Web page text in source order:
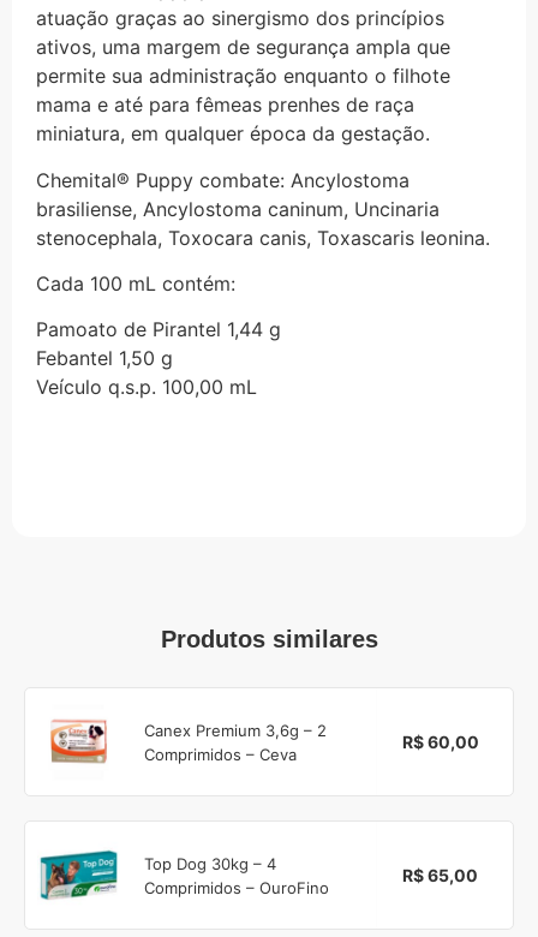
atuação graças ao sinergismo dos princípios
ativos, uma margem de segurança ampla que
permite sua administração enquanto o filhote
mama e até para fêmeas prenhes de raça
miniatura, em qualquer época da gestação.
Chemital® Puppy combate: Ancylostoma
brasiliense, Ancylostoma caninum, Uncinaria
stenocephala, Toxocara canis, Toxascaris leonina.
Cada 100 mL contém:
Pamoato de Pirantel 1,44 g
Febantel 1,50 g
Veículo q.s.p. 100,00 mL
Produtos similares
Canex Premium 3,6g – 2
Comprimidos – Ceva
R$ 60,00
Top Dog 30kg – 4
Comprimidos – OuroFino
R$ 65,00